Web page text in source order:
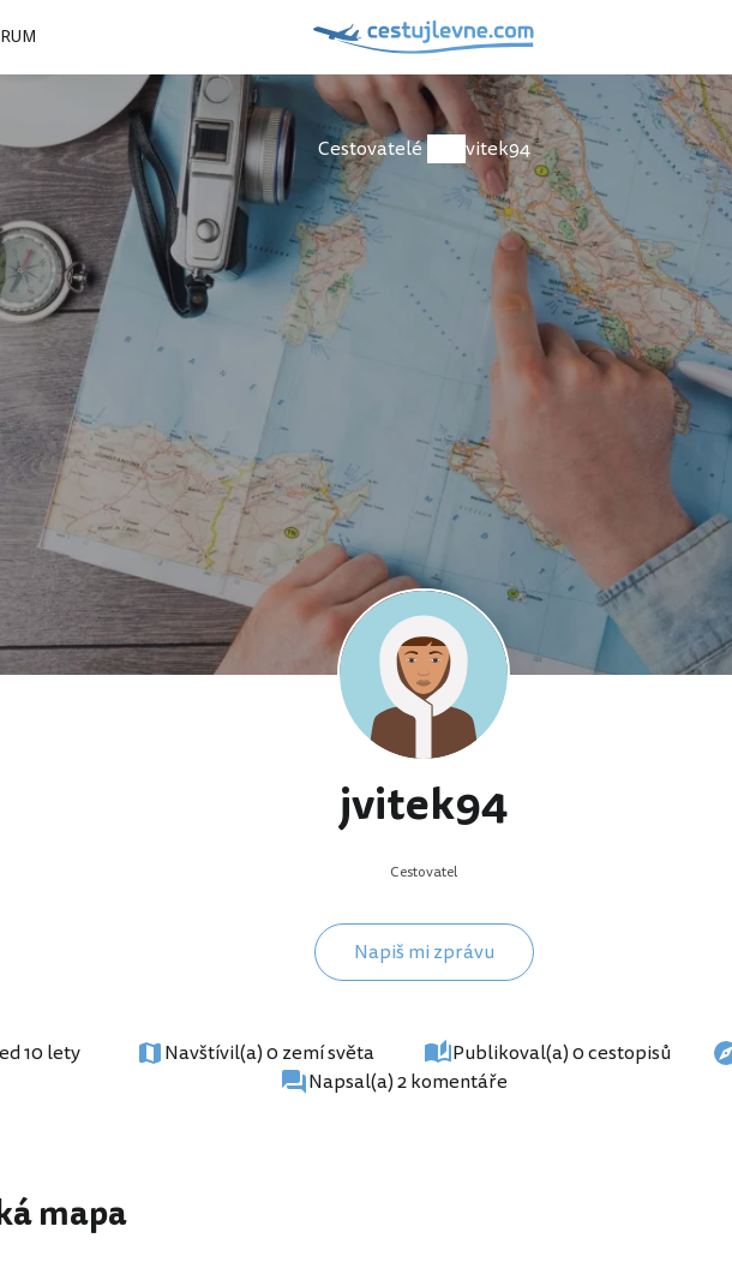
Cestovatelé jvitek94
jvitek94
Cestovatel
Napiš mi zprávu
10 lety Navštívil(a) 0 zemí světa Publikoval(a) 0 cestopisů
Napsal(a) 2 komentáře
mapa